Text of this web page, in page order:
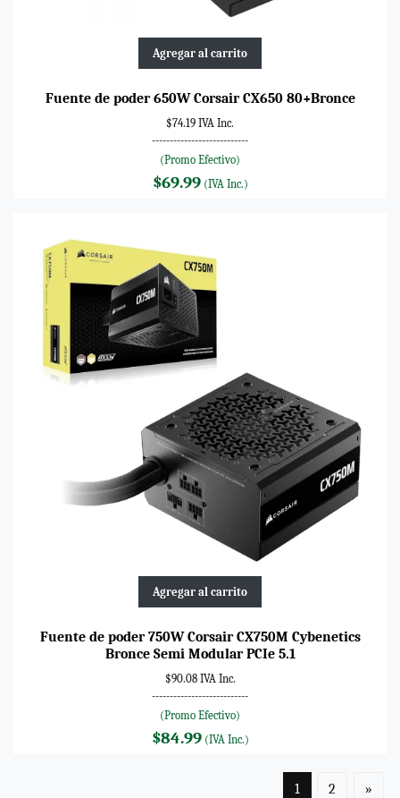
Agregar al carrito
Fuente de poder 650W Corsair CX650 80+Bronce
$74.19 IVA Inc.
---------------------------
(Promo Efectivo)
$69.99(IVA Inc.)
Agregar al carrito
Fuente de poder 750W Corsair CX750M Cybenetics
Bronce Semi Modular PCIe 5.1
$90.08 IVA Inc.
---------------------------
(Promo Efectivo)
$84.99(IVA Inc.)
1 2 »